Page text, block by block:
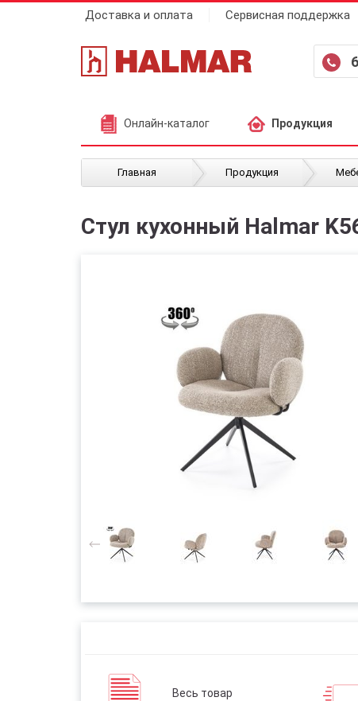
Доставка и оплата Сервисная поддержка
Онлайн-каталог Продукция
Главная / Продукция /
Стул кухонный Halmar
Весь товар